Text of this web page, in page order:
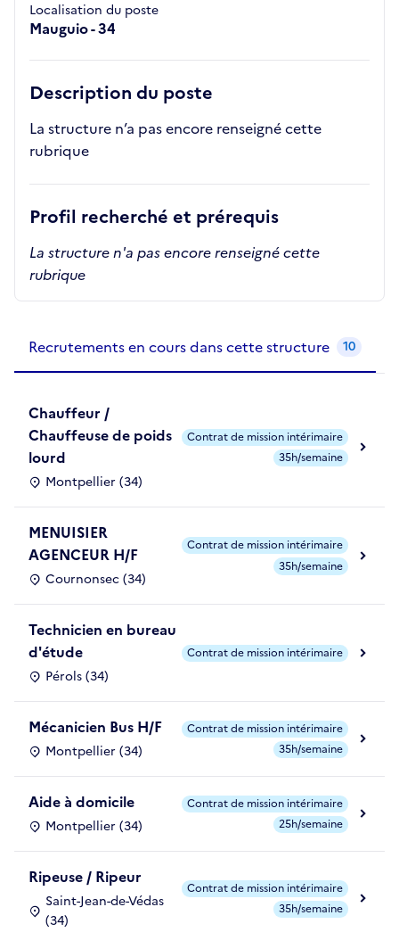
Localisation du poste
Mauguio - 34
Description du poste
La structure n’a pas encore renseigné cette
rubrique
Profil recherché et prérequis
La structure n'a pas encore renseigné cette
rubrique
Recrutements en cours dans cette structure 10
Chauffeur /
Chauffeuse de poids
lourd
Montpellier (34)
Contrat de mission intérimaire
35h/semaine
MENUISIER
AGENCEUR H/F
Cournonsec (34)
Contrat de mission intérimaire
35h/semaine
Technicien en bureau
d'étude
Pérols (34)
Contrat de mission intérimaire
Mécanicien Bus H/F
Montpellier (34)
Contrat de mission intérimaire
35h/semaine
Aide à domicile
Montpellier (34)
Contrat de mission intérimaire
25h/semaine
Ripeuse / Ripeur
Saint-Jean-de-Védas
(34)
Contrat de mission intérimaire
35h/semaine